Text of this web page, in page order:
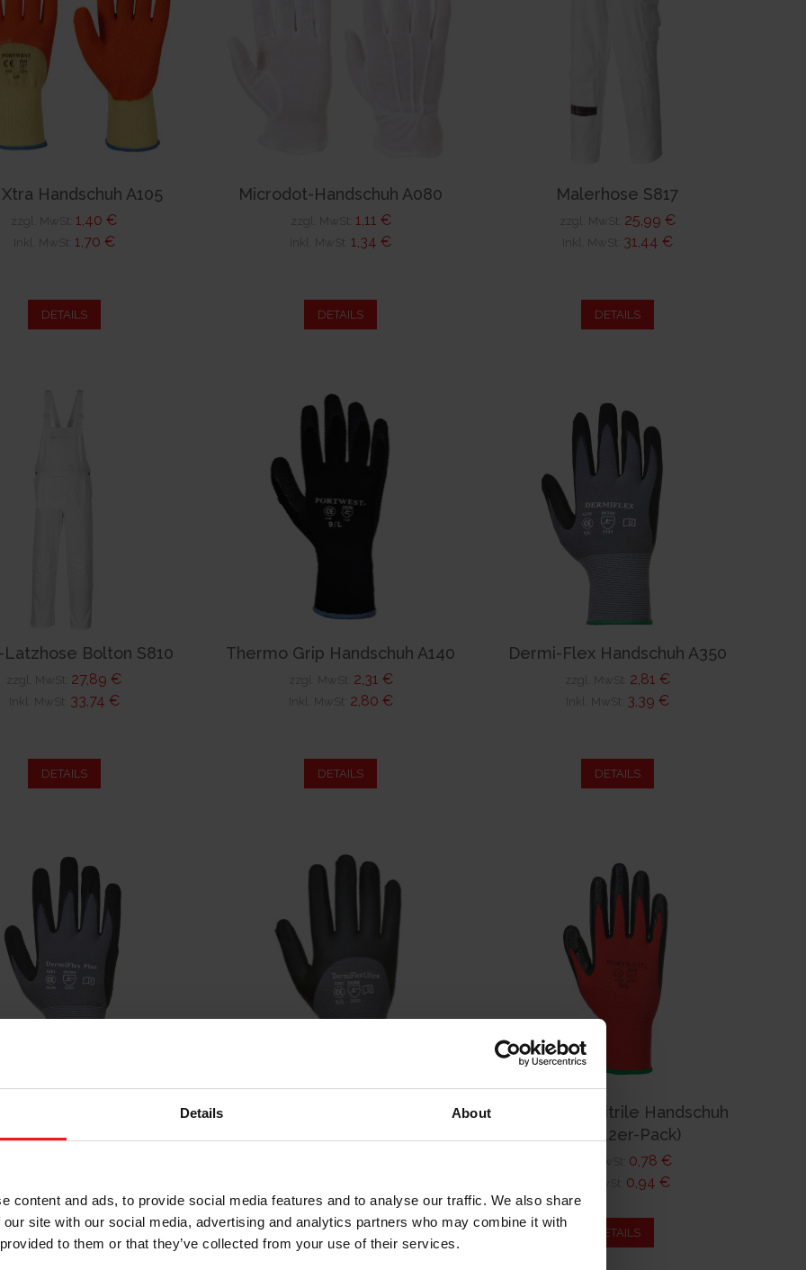
Details About
content and ads, to provide social media features and to analyse our traffic. We also share
site with our social media, advertising and analytics partners who may combine it with
to them or that they’ve collected from your use of their services.
Handschuh A105
zzgl. MwSt: 1,40 €
Inkl. MwSt: 1,70 €
DETAILS
Microdot-Handschuh A080
zzgl. MwSt: 1,11 €
Inkl. MwSt: 1,34 €
DETAILS
Malerhose S817
zzgl. MwSt: 25,99 €
Inkl. MwSt: 31,44 €
DETAILS
Bolton S810
zzgl. MwSt: 27,89 €
Inkl. MwSt: 33,74 €
DETAILS
Thermo Grip Handschuh A140
zzgl. MwSt: 2,31 €
Inkl. MwSt: 2,80 €
DETAILS
Dermi-Flex Handschuh A350
zzgl. MwSt: 2,81 €
Inkl. MwSt: 3,39 €
DETAILS
A351
DETAILS
Flexo Grip Nitrile Handschuh
A310 (12er-Pack)
0,78 €
0,94 €
DETAILS